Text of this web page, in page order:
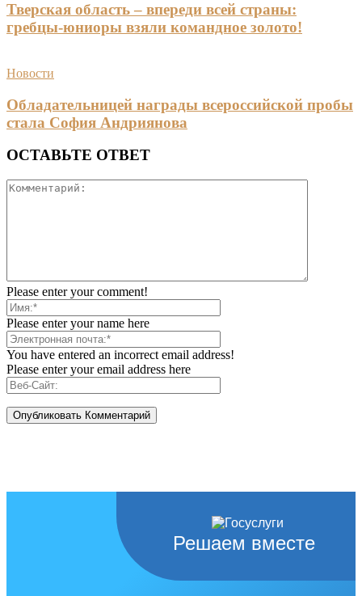
Тверская область – впереди всей страны:
гребцы-юниоры взяли командное золото!
Новости
Обладательницей награды всероссийской пробы
стала София Андриянова
ОСТАВЬТЕ ОТВЕТ
Please enter your comment!
Please enter your name here
You have entered an incorrect email address!
Please enter your email address here
Решаем вместе